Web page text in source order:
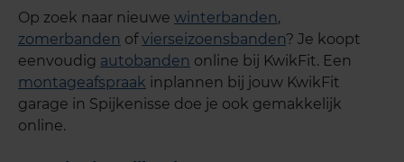
Op zoek naar nieuwe winterbanden,
zomerbanden ofvierseizoensbanden? Je koopt
eenvoudig autobanden online bij KwikFit. Een
montageafspraak inplannen bij jouw KwikFit
garage in Spijkenisse doe je ook gemakkelijk
online.